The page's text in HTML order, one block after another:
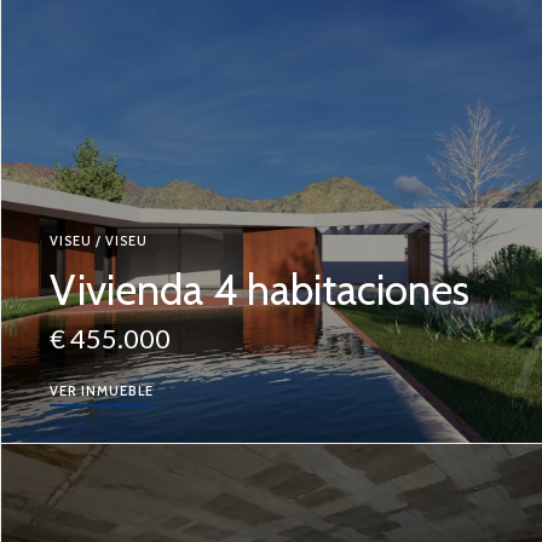
VISEU / VISEU
Vivienda 4 habitaciones
€ 455.000
VER INMUEBLE